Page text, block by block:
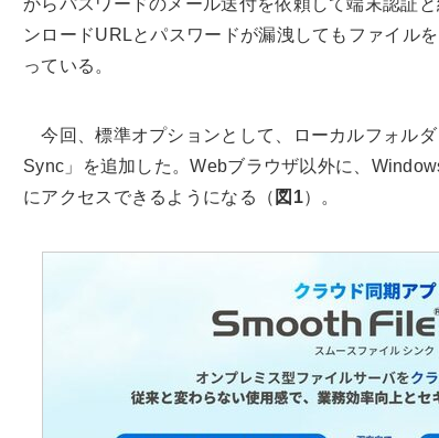
からパスワードのメール送付を依頼して端末認証
ンロードURLとパスワードが漏洩してもファイル
っている。
今回、標準オプションとして、ローカルフォル
Sync」を追加した。Webブラウザ以外に、
にアクセスできるようになる（ 図1）。